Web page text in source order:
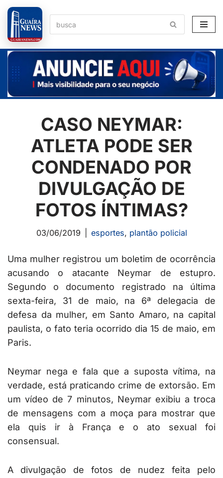
Pular
para
o
conteúdo
CASO NEYMAR:
ATLETA PODE SER
CONDENADO POR
DIVULGAÇÃO DE
FOTOS ÍNTIMAS?
03/06/2019 esportes, plantão policial
Uma mulher registrou um boletim de ocorrência
acusando o atacante Neymar de estupro.
Segundo o documento registrado na última
sexta-feira, 31 de maio, na 6ª delegacia de
defesa da mulher, em Santo Amaro, na capital
paulista, o fato teria ocorrido dia 15 de maio, em
Paris.
Neymar nega e fala que a suposta vítima, na
verdade, está praticando crime de extorsão. Em
um vídeo de 7 minutos, Neymar exibiu a troca
de mensagens com a moça para mostrar que
ela quis ir à França e o ato sexual foi
consensual.
A divulgação de fotos de nudez feita pelo